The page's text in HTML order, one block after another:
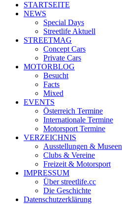
STARTSEITE
NEWS
Special Days
Streetlife Aktuell
STREETMAG
Concept Cars
Private Cars
MOTORBLOG
Besucht
Facts
Mixed
EVENTS
Österreich Termine
Internationale Termine
Motorsport Termine
VERZEICHNIS
Ausstellungen & Museen
Clubs & Vereine
Freizeit & Motorsport
IMPRESSUM
Über streetlife.cc
Die Geschichte
Datenschutzerklärung